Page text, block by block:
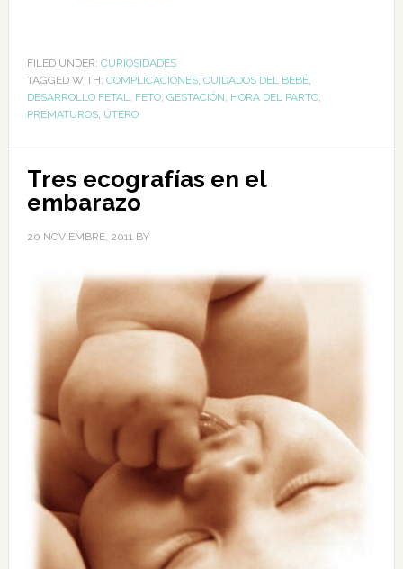
FILED UNDER: CURIOSIDADES
TAGGED WITH: COMPLICACIONES, CUIDADOS DEL BEBÉ,
DESARROLLO FETAL, FETO, GESTACIÓN, HORA DEL PARTO,
PREMATUROS, ÚTERO
Tres ecografías en el
embarazo
20 NOVIEMBRE, 2011BY